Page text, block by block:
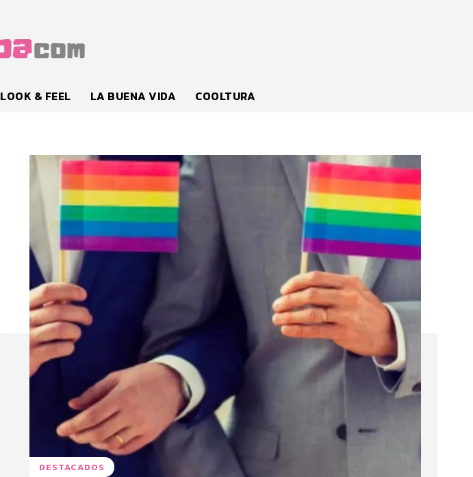
LOOK & FEEL LA BUENA VIDA COOLTURA
DESTACADOS